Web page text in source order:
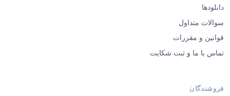
دانلودها
سوالات متداول
قوانین و مقررات
تماس با ما و ثبت شکایت
فروشندگان